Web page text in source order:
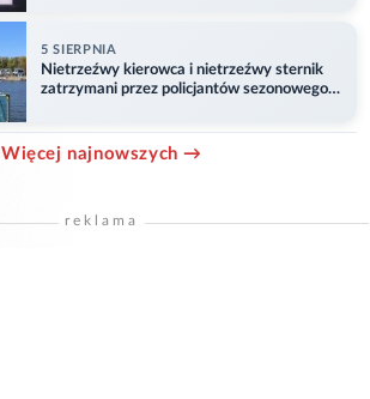
5 SIERPNIA
Nietrzeźwy kierowca i nietrzeźwy sternik
zatrzymani przez policjantów sezonowego
Więcej najnowszych →
reklama